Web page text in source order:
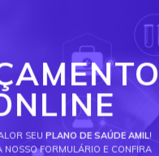
SEU PLANO DE SAÚDE AMIL!
NOSSO FORMULÁRIO E CONFIRA